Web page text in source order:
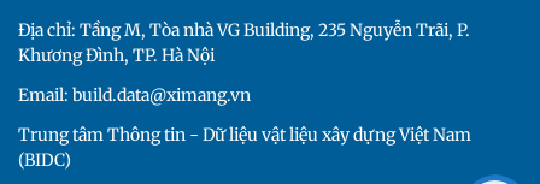
Địa chỉ: Tầng M, Tòa nhà VG Building, 235 Nguyễn Trãi, P.
Khương Đình, TP. Hà Nội
Email: build.data@ximang.vn
Trung tâm Thông tin - Dữ liệu vật liệu xây dựng Việt Nam
(BIDC)